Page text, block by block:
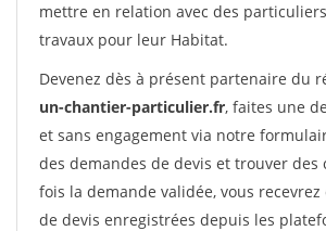
mettre en relation avec des
travaux pour leur Habitat.
Devenez dès à présent partenaire du
un-chantier-particulier.fr, faites une
et sans engagement via notre
des demandes de devis et trouver des
fois la demande validée, vous
de devis enregistrées depuis les